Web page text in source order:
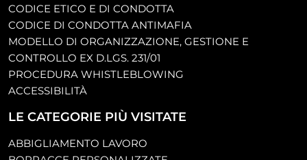
CODICE ETICO E DI CONDOTTA
CODICE DI CONDOTTA ANTIMAFIA
MODELLO DI ORGANIZZAZIONE, GESTIONE E
CONTROLLO EX D.LGS. 231/01
PROCEDURA WHISTLEBLOWING
ACCESSIBILITÀ
LE CATEGORIE PIÙ VISITATE
ABBIGLIAMENTO LAVORO